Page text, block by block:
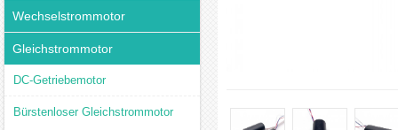
Wechselstrommotor
Gleichstrommotor
DC-Getriebemotor
Bürstenloser Gleichstrommotor